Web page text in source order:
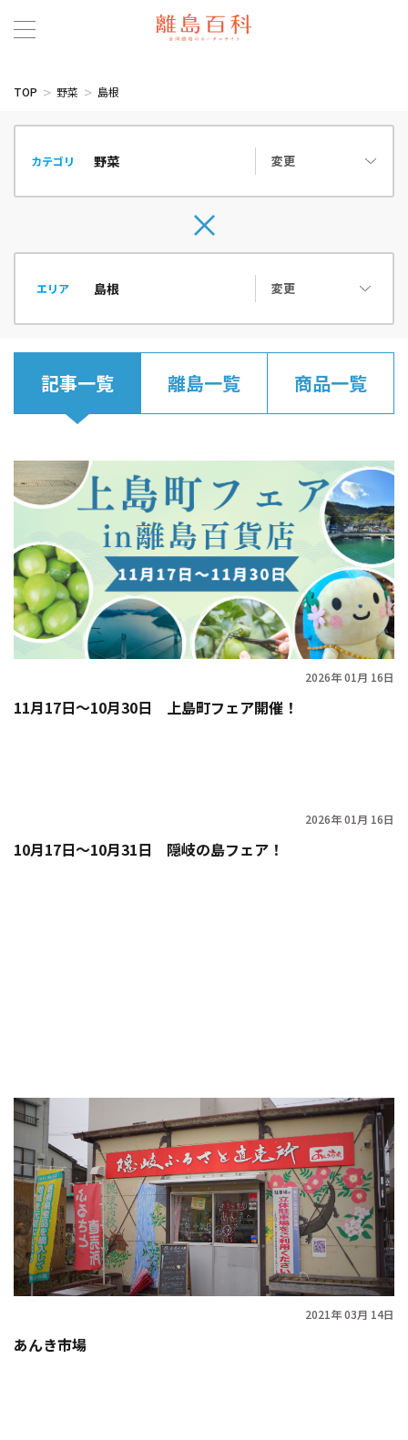
TOP 野菜 島根
カテゴリ 変更
エリア 変更
記事一覧 離島一覧 商品一覧
2026年 01月 16日
11月17日〜10月30日 上島町フェア開催！
2026年 01月 16日
10月17日〜10月31日 隠岐の島フェア！
2021年 03月 14日
あんき市場